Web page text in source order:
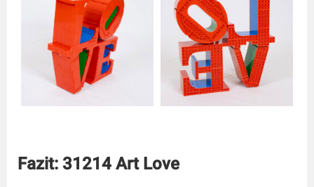
Fazit: 31214 Art Love